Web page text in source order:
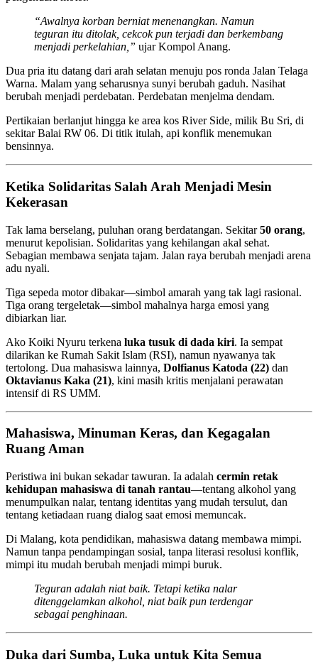
“Awalnya korban berniat menenangkan. Namun
teguran itu ditolak, cekcok pun terjadi dan berkembang
menjadi perkelahian,” ujar Kompol Anang.
Dua pria itu datang dari arah selatan menuju pos ronda Jalan Telaga
Warna. Malam yang seharusnya sunyi berubah gaduh. Nasihat
berubah menjadi perdebatan. Perdebatan menjelma dendam.
Pertikaian berlanjut hingga ke area kos River Side, milik Bu Sri, di
sekitar Balai RW 06. Di titik itulah, api konflik menemukan
bensinnya.
Ketika Solidaritas Salah Arah Menjadi Mesin
Kekerasan
Tak lama berselang, puluhan orang berdatangan. Sekitar50 orang,
menurut kepolisian. Solidaritas yang kehilangan akal sehat.
Sebagian membawa senjata tajam. Jalan raya berubah menjadi arena
adu nyali.
Tiga sepeda motor dibakar—simbol amarah yang tak lagi rasional.
Tiga orang tergeletak—simbol mahalnya harga emosi yang
dibiarkan liar.
Ako Koiki Nyuru terkena luka tusuk di dada kiri. Ia sempat
dilarikan ke Rumah Sakit Islam (RSI), namun nyawanya tak
tertolong. Dua mahasiswa lainnya, Dolfianus Katoda (22) dan
Oktavianus Kaka (21), kini masih kritis menjalani perawatan
intensif di RS UMM.
Mahasiswa, Minuman Keras, dan Kegagalan
Ruang Aman
Peristiwa ini bukan sekadar tawuran. Ia adalah cermin retak
kehidupan mahasiswa di tanah rantau—tentang alkohol yang
menumpulkan nalar, tentang identitas yang mudah tersulut, dan
tentang ketiadaan ruang dialog saat emosi memuncak.
Di Malang, kota pendidikan, mahasiswa datang membawa mimpi.
Namun tanpa pendampingan sosial, tanpa literasi resolusi konflik,
mimpi itu mudah berubah menjadi mimpi buruk.
Teguran adalah niat baik. Tetapi ketika nalar
ditenggelamkan alkohol, niat baik pun terdengar
sebagai penghinaan.
Duka dari Sumba, Luka untuk Kita Semua